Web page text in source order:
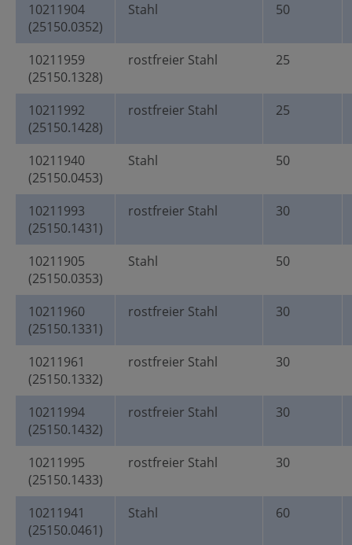
10211904
(25150.0352)
Stahl 50
10211959
(25150.1328)
rostfreier Stahl 25
10211992
(25150.1428)
rostfreier Stahl 25
10211940
(25150.0453)
Stahl 50
10211993
(25150.1431)
rostfreier Stahl 30
10211905
(25150.0353)
Stahl 50
10211960
(25150.1331)
rostfreier Stahl 30
10211961
(25150.1332)
rostfreier Stahl 30
10211994
(25150.1432)
rostfreier Stahl 30
10211995
(25150.1433)
rostfreier Stahl 30
10211941
(25150.0461)
Stahl 60